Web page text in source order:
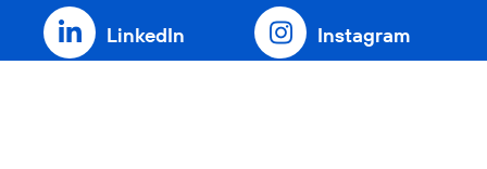
LinkedIn Instagram